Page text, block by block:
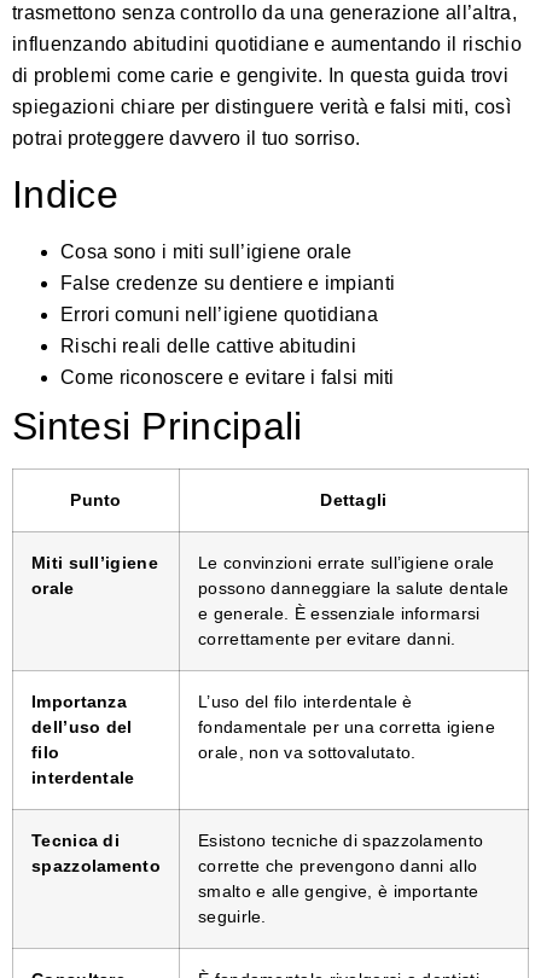
trasmettono senza controllo da una generazione all’altra,
influenzando abitudini quotidiane e aumentando il rischio
di problemi come carie e gengivite. In questa guida trovi
spiegazioni chiare per distinguere verità e falsi miti, così
potrai proteggere davvero il tuo sorriso.
Indice
Cosa sono i miti sull’igiene orale
False credenze su dentiere e impianti
Errori comuni nell’igiene quotidiana
Rischi reali delle cattive abitudini
Come riconoscere e evitare i falsi miti
Sintesi Principali
Punto Dettagli
Miti sull’igiene
orale
Le convinzioni errate sull’igiene orale
possono danneggiare la salute dentale
e generale. È essenziale informarsi
correttamente per evitare danni.
Importanza
dell’uso del
filo
interdentale
L’uso del filo interdentale è
fondamentale per una corretta igiene
orale, non va sottovalutato.
Tecnica di
spazzolamento
Esistono tecniche di spazzolamento
corrette che prevengono danni allo
smalto e alle gengive, è importante
seguirle.